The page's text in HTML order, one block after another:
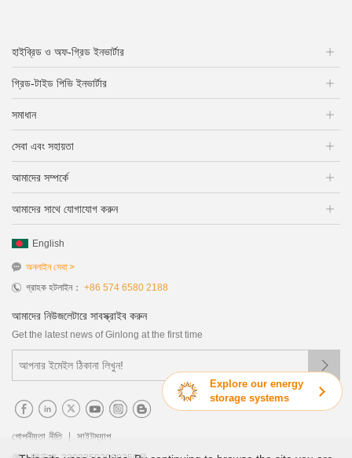
Explore our energy
storage systems
হাইব্রিড ও অফ-গ্রিড ইনভার্টার
গ্রিড-টাইড পিভি ইনভার্টার
সমাধান
সেবা এবং সহায়তা
আমাদের সম্পর্কে
আমাদের সাথে যোগাযোগ করুন
English
অনলাইন সেবা >
গ্রাহক হটলাইন： +86 574 6580 2188
আমাদের নিউজলেটারে সাবস্ক্রাইব করুন
Get the latest news of Ginlong at the first time

গোপনীয়তা নীতি | সাইটম্যাপ